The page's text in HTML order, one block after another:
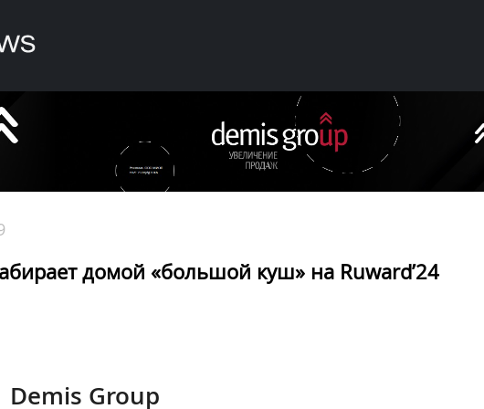
домой «большой куш» на Ruward’24
Demis Group